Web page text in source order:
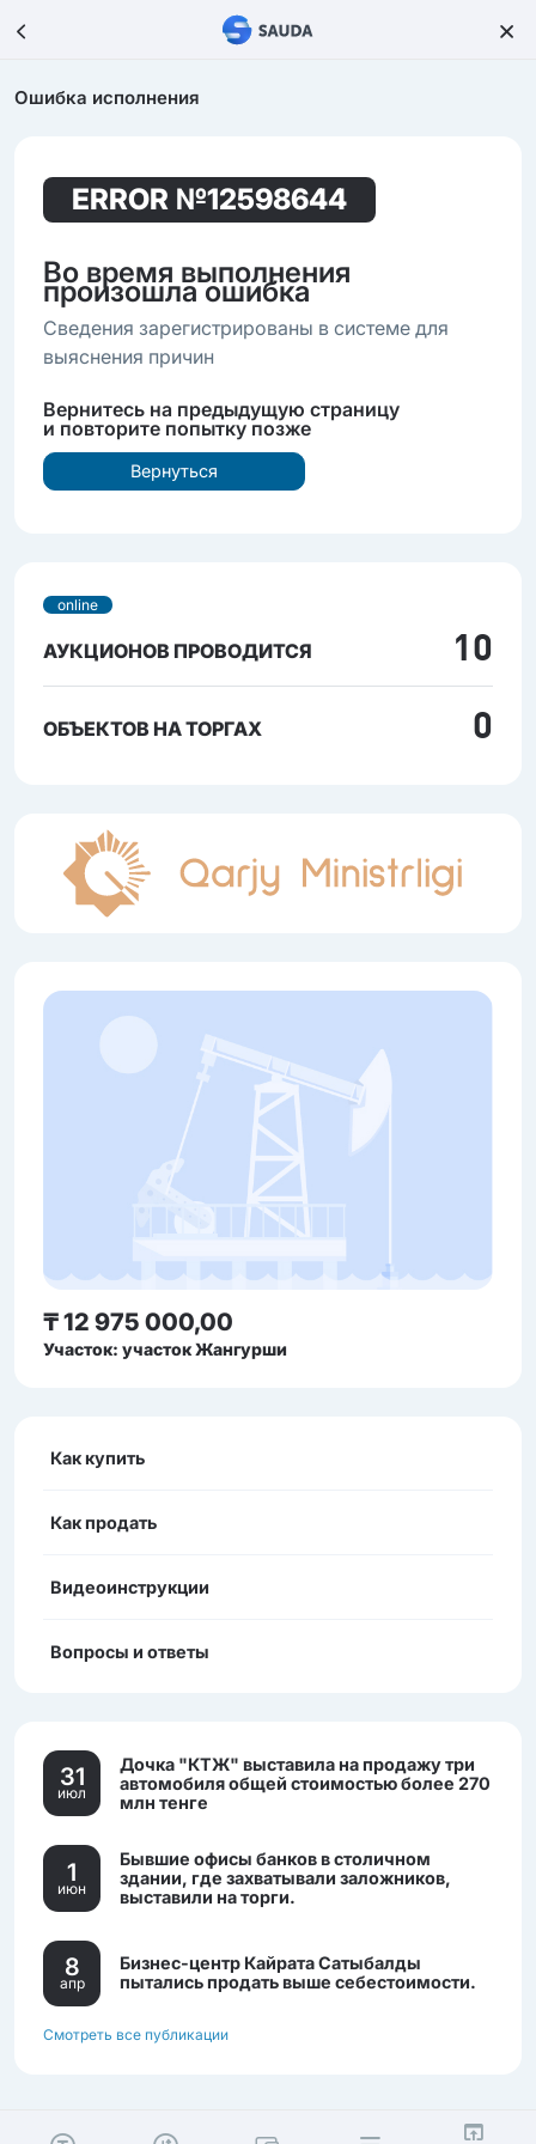
Ошибка исполнения
ERROR №12598644
Во время выполнения
произошла ошибка
Сведения зарегистрированы в системе для
выяснения причин
Вернитесь на предыдущую страницу
и повторите попытку позже
Вернуться
online
АУКЦИОНОВ ПРОВОДИТСЯ 10
ОБЪЕКТОВ НА ТОРГАХ 0
₸ 12 975 000,00
Участок: участок Жангурши
Как купить
Как продать
Видеоинструкции
Вопросы и ответы
31
июл
Дочка "КТЖ" выставила на продажу три
автомобиля общей стоимостью более 270
млн тенге
1
июн
Бывшие офисы банков в столичном
здании, где захватывали заложников,
выставили на торги.
8
апр
Бизнес-центр Кайрата Сатыбалды
пытались продать выше себестоимости.
Смотреть все публикации